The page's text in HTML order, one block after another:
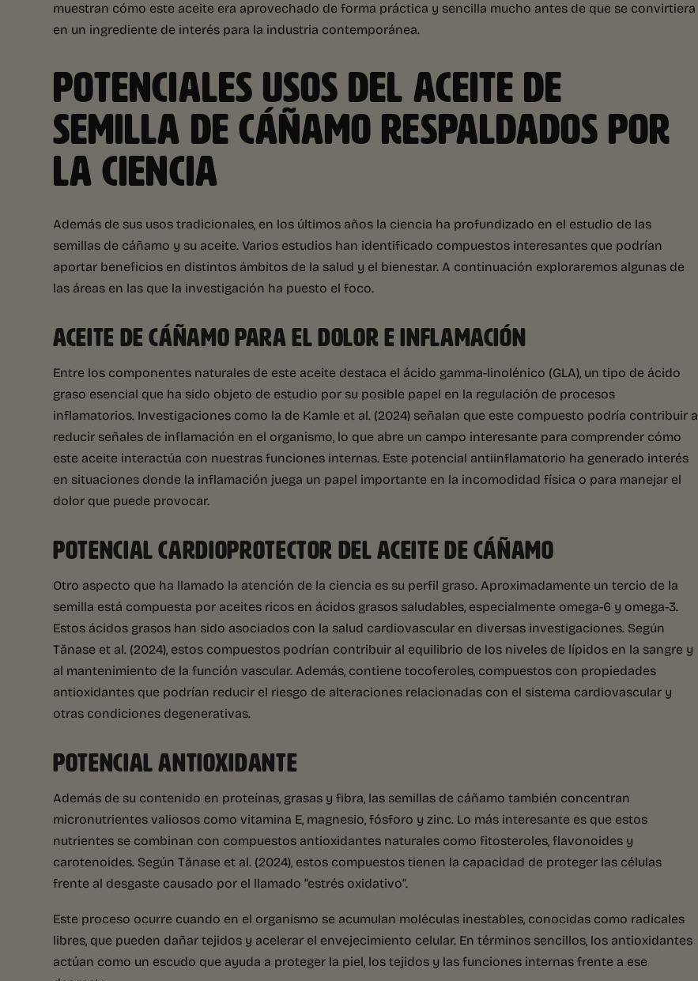
muestran cómo este aceite era aprovechado de forma práctica y sencilla mucho antes de que se convirtiera
en un ingrediente de interés para la industria contemporánea.
POTENCIALES USOS DEL ACEITE DE
SEMILLA DE CÁÑAMO RESPALDADOS POR
LA CIENCIA
Además de sus usos tradicionales, en los últimos años la ciencia ha profundizado en el estudio de las
semillas de cáñamo y su aceite. Varios estudios han identificado compuestos interesantes que podrían
aportar beneficios en distintos ámbitos de la salud y el bienestar. A continuación exploraremos algunas de
las áreas en las que la investigación ha puesto el foco.
ACEITE DE CÁÑAMO PARA EL DOLOR E INFLAMACIÓN
Entre los componentes naturales de este aceite destaca el ácido gamma-linolénico (GLA), un tipo de ácido
graso esencial que ha sido objeto de estudio por su posible papel en la regulación de procesos
inflamatorios. Investigaciones como la de Kamle et al. (2024) señalan que este compuesto podría contribuir a
reducir señales de inflamación en el organismo, lo que abre un campo interesante para comprender cómo
este aceite interactúa con nuestras funciones internas. Este potencial antiinflamatorio ha generado interés
en situaciones donde la inflamación juega un papel importante en la incomodidad física o para manejar el
dolor que puede provocar.
POTENCIAL CARDIOPROTECTOR DEL ACEITE DE CÁÑAMO
Otro aspecto que ha llamado la atención de la ciencia es su perfil graso. Aproximadamente un tercio de la
semilla está compuesta por aceites ricos en ácidos grasos saludables, especialmente omega-6 y omega-3.
Estos ácidos grasos han sido asociados con la salud cardiovascular en diversas investigaciones. Según
Tănase et al. (2024), estos compuestos podrían contribuir al equilibrio de los niveles de lípidos en la sangre y
al mantenimiento de la función vascular. Además, contiene tocoferoles, compuestos con propiedades
antioxidantes que podrían reducir el riesgo de alteraciones relacionadas con el sistema cardiovascular y
otras condiciones degenerativas.
POTENCIAL ANTIOXIDANTE
Además de su contenido en proteínas, grasas y fibra, las semillas de cáñamo también concentran
micronutrientes valiosos como vitamina E, magnesio, fósforo y zinc. Lo más interesante es que estos
nutrientes se combinan con compuestos antioxidantes naturales como fitosteroles, flavonoides y
carotenoides. Según Tănase et al. (2024), estos compuestos tienen la capacidad de proteger las células
frente al desgaste causado por el llamado “estrés oxidativo”.
Este proceso ocurre cuando en el organismo se acumulan moléculas inestables, conocidas como radicales
libres, que pueden dañar tejidos y acelerar el envejecimiento celular. En términos sencillos, los antioxidantes
actúan como un escudo que ayuda a proteger la piel, los tejidos y las funciones internas frente a ese